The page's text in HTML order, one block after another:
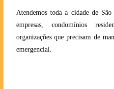
Atendemos toda a cidade de
empresas, condomínios
organizações que precisam de
emergencial.